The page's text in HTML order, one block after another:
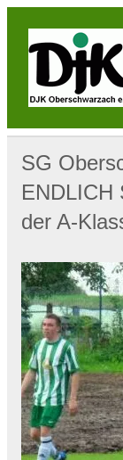
Skip
BEWEGEN!
SG
ENDLICH
der A-